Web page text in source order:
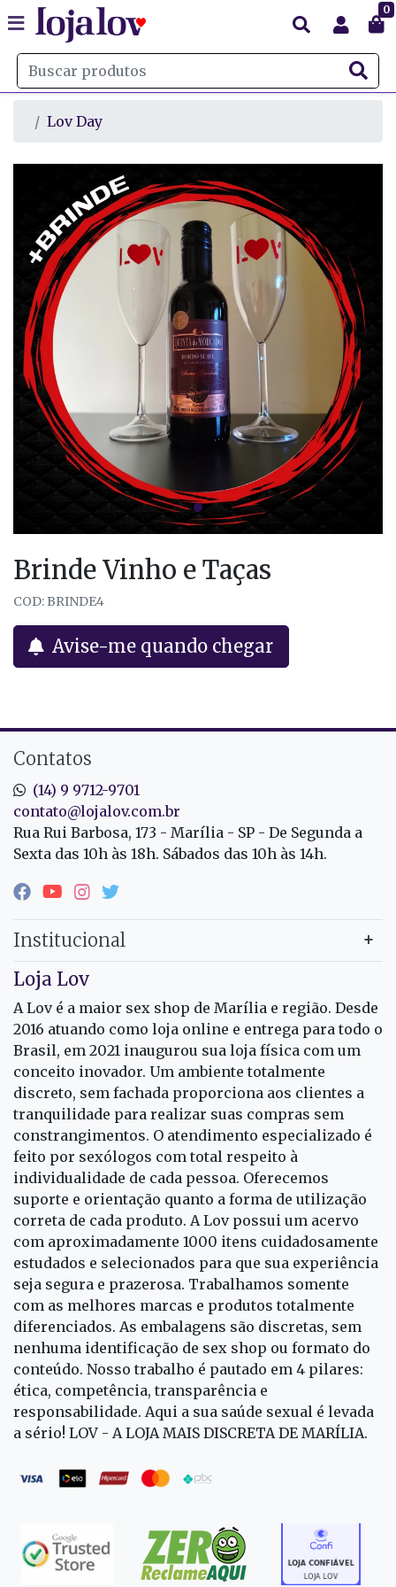
0
Lov Day
Brinde Vinho e Taças
COD: BRINDE4
Avise-me quando chegar
Contatos
(14) 9 9712-9701
contato@lojalov.com.br
Rua Rui Barbosa, 173 - Marília - SP - De Segunda a
Sexta das 10h às 18h. Sábados das 10h às 14h.
Institucional
Loja Lov
A Lov é a maior sex shop de Marília e região. Desde
2016 atuando como loja online e entrega para todo o
Brasil, em 2021 inaugurou sua loja física com um
conceito inovador. Um ambiente totalmente
discreto, sem fachada proporciona aos clientes a
tranquilidade para realizar suas compras sem
constrangimentos. O atendimento especializado é
feito por sexólogos com total respeito à
individualidade de cada pessoa. Oferecemos
suporte e orientação quanto a forma de utilização
correta de cada produto. A Lov possui um acervo
com aproximadamente 1000 itens cuidadosamente
estudados e selecionados para que sua experiência
seja segura e prazerosa. Trabalhamos somente
com as melhores marcas e produtos totalmente
diferenciados. As embalagens são discretas, sem
nenhuma identificação de sex shop ou formato do
conteúdo. Nosso trabalho é pautado em 4 pilares:
ética, competência, transparência e
responsabilidade. Aqui a sua saúde sexual é levada
a sério! LOV - A LOJA MAIS DISCRETA DE MARÍLIA.